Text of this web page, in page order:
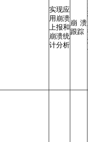
实现应
用崩溃
上报和
崩溃统
计分析
崩溃
跟踪